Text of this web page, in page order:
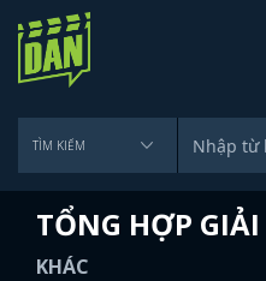
TỔNG HỢP
KHÁC